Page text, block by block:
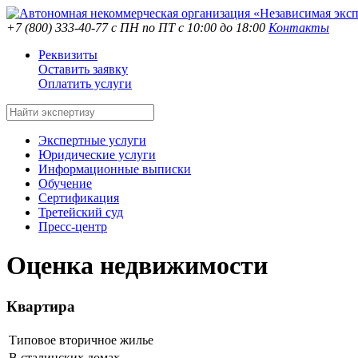
+7 (800) 333-40-77с ПН по ПТ с 10:00 до 18:00 Контакты
Реквизиты
Оставить заявку
Оплатить услуги
Экспертные услуги
Юридические услуги
Информационные выписки
Обучение
Сертификация
Третейский суд
Пресс-центр
Оценка недвижимости
Квартира
Типовое вторичное жилье